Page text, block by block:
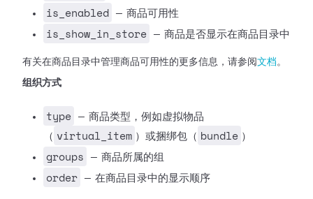
is_enabled — 商品可用性
is_show_in_store — 商品是否显示在商品目录中
有关在商品目录中管理商品可用性的更多信息，请参阅 文档。
组织方式
type
— 商品类型，例如虚拟物品
（ virtual_item ）或捆绑包（ bundle ）
groups — 商品所属的组
order — 在商品目录中的显示顺序